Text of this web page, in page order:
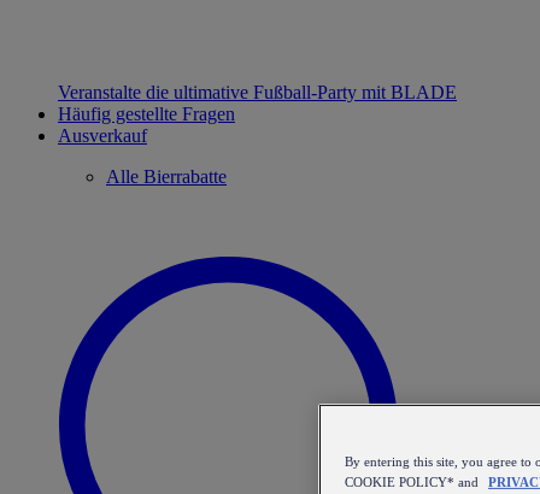
Veranstalte die ultimative Fußball-Party mit BLADE
Häufig gestellte Fragen
Ausverkauf
Alle Bierrabatte
By entering this site, you agree to
COOKIE POLICY* and